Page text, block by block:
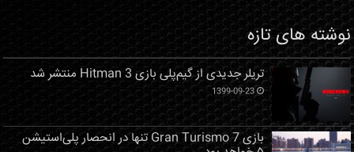
نوشته های تازه
تریلر جدیدی از گیم‌پلی بازی Hitman 3 منتشر شد
1399-09-23
بازی Gran Turismo 7 تنها در انحصار پلی‌استیشن